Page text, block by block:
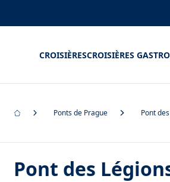
CROISIÈRESCROISIÈRES
Ponts de Prague Pont
Pont des